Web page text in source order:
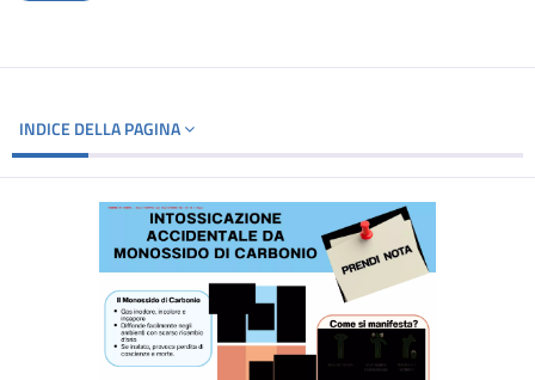
INDICE DELLA PAGINA